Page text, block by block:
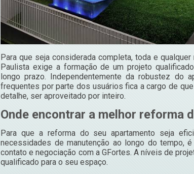
Para que seja considerada completa, toda e
Paulista exige a formação de um projeto
longo prazo. Independentemente da robustez do
frequentes por parte dos usuários fica a cargo de
detalhe, ser aproveitado por inteiro.
Onde encontrar a melhor reforma
Para que a reforma do seu apartamento seja
necessidades de manutenção ao longo do tempo,
contato e negociação com a GFortes. A níveis de
qualificado para o seu espaço.